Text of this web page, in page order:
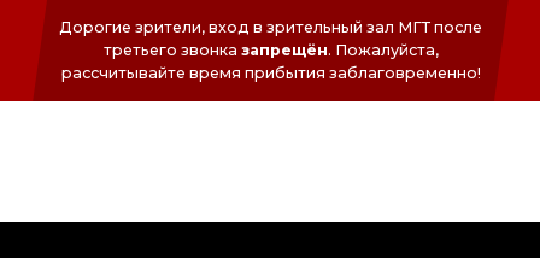
третьего звонка запрещён. Пожалуйста,
раcсчитывайте время прибытия заблаговременно!